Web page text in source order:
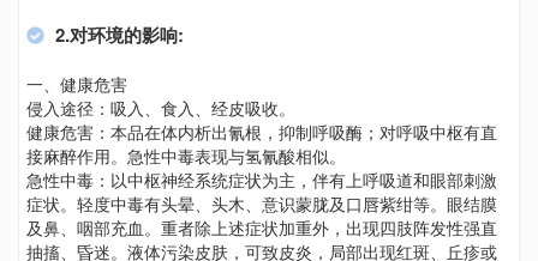
2.对环境的影响:
一、健康危害
侵入途径：吸入、食入、经皮吸收。
健康危害：本品在体内析出氰根，抑制呼吸酶；对呼吸中枢有直
接麻醉作用。急性中毒表现与氢氰酸相似。
急性中毒：以中枢神经系统症状为主，伴有上呼吸道和眼部刺激
症状。轻度中毒有头晕、头木、意识蒙胧及口唇紫绀等。眼结膜
及鼻、咽部充血。重者除上述症状加重外，出现四肢阵发性强直
抽搐、昏迷。液体污染皮肤，可致皮炎，局部出现红斑、丘疹或